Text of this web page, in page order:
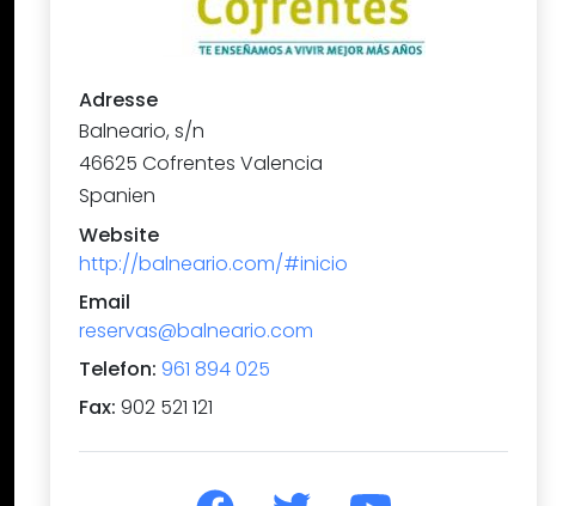
Adresse
Balneario, s/n
46625 Cofrentes Valencia
Spanien
Website
http://balneario.com/#inicio
Email
reservas@balneario.com
Telefon: 961 894 025
Fax: 902 521 121